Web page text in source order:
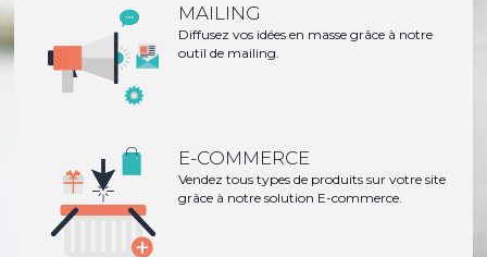
MAILING
Diffusez vos idées en masse grâce à notre
outil de mailing.
E-COMMERCE
Vendez tous types de produits sur votre site
grâce à notre solution E-commerce.